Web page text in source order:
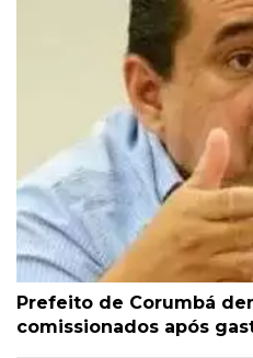
Prefeito de Corumbá
comissionados após